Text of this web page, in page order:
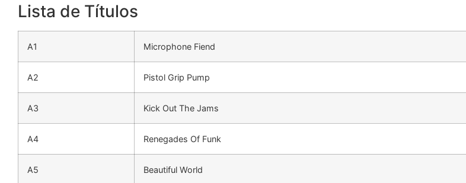
Lista de Títulos
A1 Microphone Fiend
A2 Pistol Grip Pump
A3 Kick Out The Jams
A4 Renegades Of Funk
A5 Beautiful World